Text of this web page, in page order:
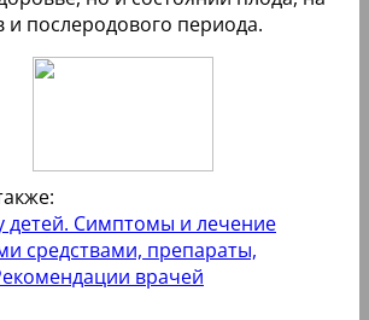
и послеродового периода.
детей. Симптомы и лечение
средствами, препараты,
врачей